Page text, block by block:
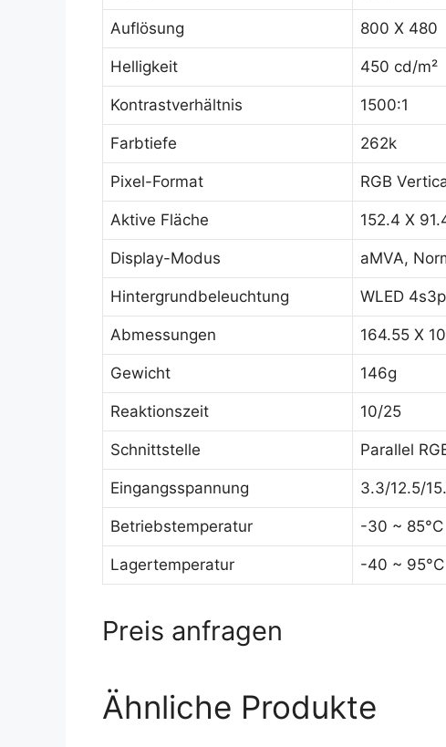
Auflösung 800 X 480
Helligkeit 450 cd/m²
Kontrastverhältnis 1500:1
Farbtiefe 262k
Pixel-Format RGB
Aktive Fläche 152.4 X
Display-Modus aMVA,
Hintergrundbeleuchtung WLED
Abmessungen 164.55 X
Gewicht 146g
Reaktionszeit 10/25
Schnittstelle Parallel
Eingangsspannung 3.3/12.5/
Betriebstemperatur -30 ~ 85°C
Lagertemperatur -40 ~ 95°C
Preis anfragen
Ähnliche Produkte